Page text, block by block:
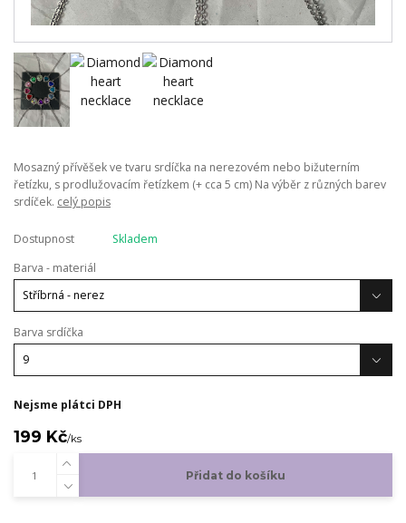
Mosazný přívěšek ve tvaru srdíčka na nerezovém nebo bižuterním
řetízku, s prodlužovacím řetízkem (+ cca 5 cm) Na výběr z různých barev
srdíček. celý popis
Dostupnost
Skladem
Barva - materiál
Barva srdíčka
Nejsme plátci DPH
199 Kč/ks
Přidat do košíku